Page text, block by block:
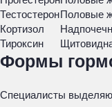
ТестостеронПоловые
Кортизол
Тироксин
Формы
Специалисты